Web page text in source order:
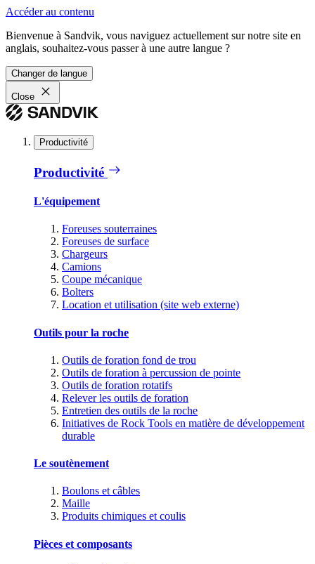
Accéder au contenu
Bienvenue à Sandvik, vous naviguez actuellement sur notre site en
anglais, souhaitez-vous passer à une autre langue ?
Changer de langue
Close
Productivité
Productivité
L'équipement
Foreuses souterraines
Foreuses de surface
Chargeurs
Camions
Coupe mécanique
Bolters
Location et utilisation (site web externe)
Outils pour la roche
Outils de foration fond de trou
Outils de foration à percussion de pointe
Outils de foration rotatifs
Relever les outils de foration
Entretien des outils de la roche
Initiatives de Rock Tools en matière de développement
durable
Le soutènement
Boulons et câbles
Maille
Produits chimiques et coulis
Pièces et composants